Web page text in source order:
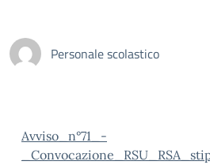
Personale scolastico
Avviso_n°71_-